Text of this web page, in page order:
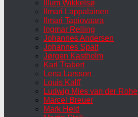
Illum Wikkelsø
Ilmari Lappalainen
Ilmari Tapiovaara
Ingmar Relling
Johannes Andersen
Johannes Spalt
Jørgen Kastholm
Karl Trabert
Lena Larsson
Louis Kalff
Ludwig Mies van der Rohe
Marcel Breuer
Mark Held